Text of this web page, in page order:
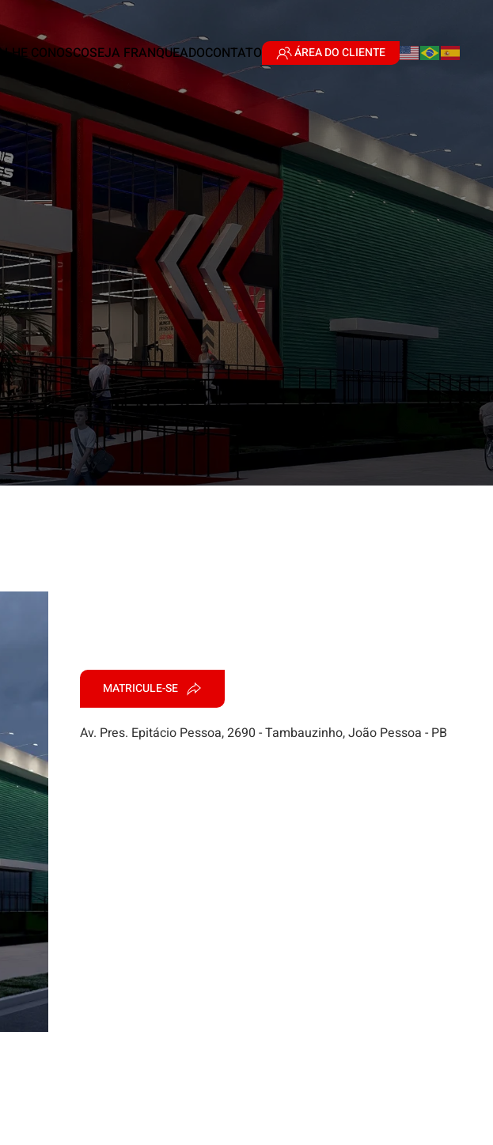
CONOSCOSEJA FRANQUEADOCONTATO ÁREA DO CLIENTE
MATRICULE-SE
Av. Pres. Epitácio Pessoa, 2690 - Tambauzinho, João Pessoa - PB